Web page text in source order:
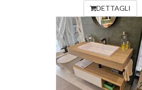
DETTAGLI